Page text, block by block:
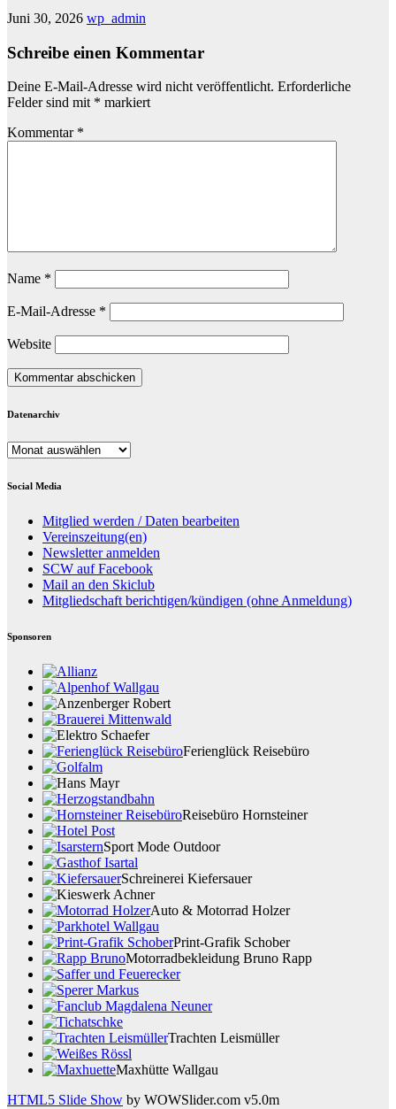
Juni 30, 2026 wp_admin
Schreibe einen Kommentar
Deine E-Mail-Adresse wird nicht veröffentlicht. Erforderliche
Felder sind mit * markiert
Kommentar *
Name *
E-Mail-Adresse *
Website
Datenarchiv
Datenarchiv
Social Media
Mitglied werden / Daten bearbeiten
Vereinszeitung(en)
Newsletter anmelden
SCW auf Facebook
Mail an den Skiclub
Mitgliedschaft berichtigen/kündigen (ohne Anmeldung)
Sponsoren
Ferienglück Reisebüro
Reisebüro Hornsteiner
Sport Mode Outdoor
Schreinerei Kiefersauer
Auto & Motorrad Holzer
Print-Grafik Schober
Motorradbekleidung Bruno Rapp
Trachten Leismüller
Maxhütte Wallgau
HTML5 Slide Show by WOWSlider.com v5.0m